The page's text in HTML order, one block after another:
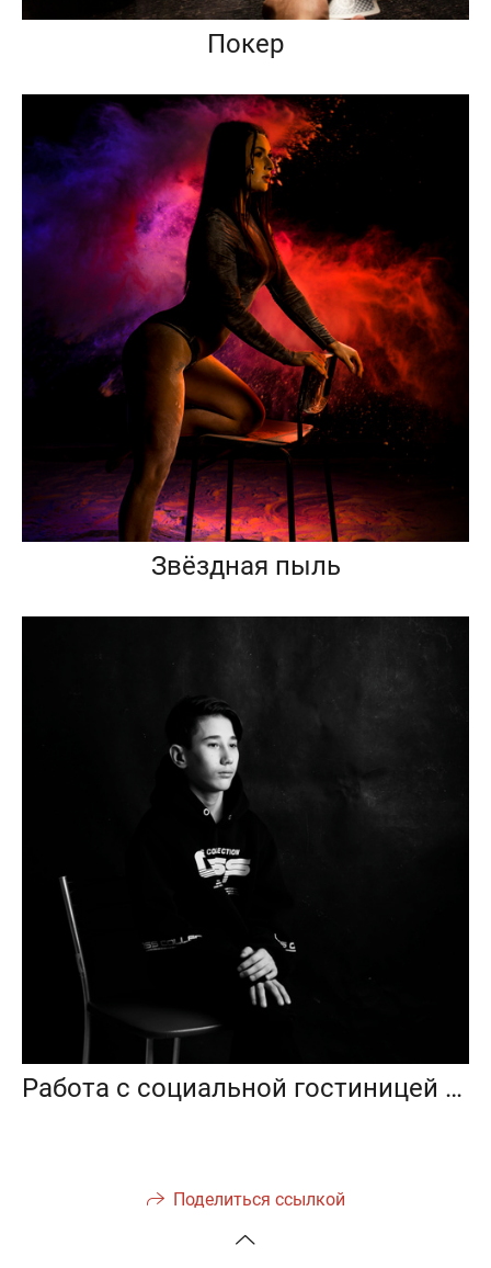
Покер
Звёздная пыль
Работа с социальной гостиницей «Подросток»
Поделиться ссылкой